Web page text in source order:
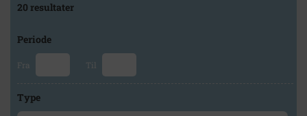
20 resultater
Periode
Fra Til
Type